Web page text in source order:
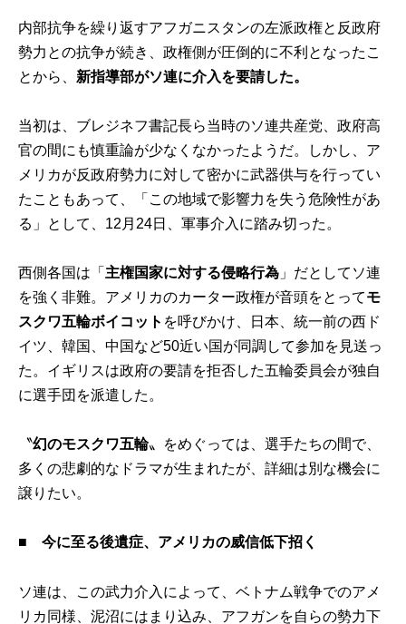
内部抗争を繰り返すアフガニスタンの左派政権と反政府
勢力との抗争が続き、政権側が圧倒的に不利となったこ
とから、 新指導部がソ連に介入を要請した。
当初は、ブレジネフ書記長ら当時のソ連共産党、政府高
官の間にも慎重論が少なくなかったようだ。しかし、ア
メリカが反政府勢力に対して密かに武器供与を行ってい
たこともあって、「この地域で影響力を失う危険性があ
る」として、12月24日、軍事介入に踏み切った。
西側各国は「 主権国家に対する侵略行為 」だとしてソ連
を強く非難。アメリカのカーター政権が音頭をとってモ
スクワ五輪ボイコット を呼びかけ、日本、統一前の西ド
イツ、韓国、中国など50近い国が同調して参加を見送っ
た。イギリスは政府の要請を拒否した五輪委員会が独自
に選手団を派遣した。
〝幻のモスクワ五輪〟をめぐっては、選手たちの間で、
多くの悲劇的なドラマが生まれたが、詳細は別な機会に
譲りたい。
■ 今に至る後遺症、アメリカの威信低下招く
ソ連は、この武力介入によって、ベトナム戦争でのアメ
リカ同様、泥沼にはまり込み、アフガンを自らの勢力下